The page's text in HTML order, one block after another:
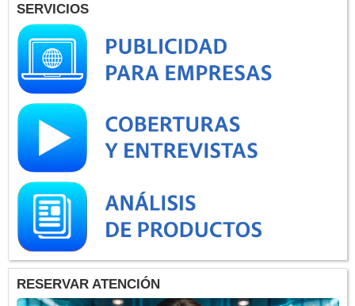
SERVICIOS
RESERVAR ATENCIÓN